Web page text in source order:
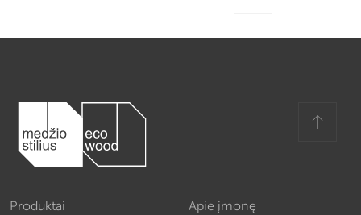
Produktai
Apie įmonę